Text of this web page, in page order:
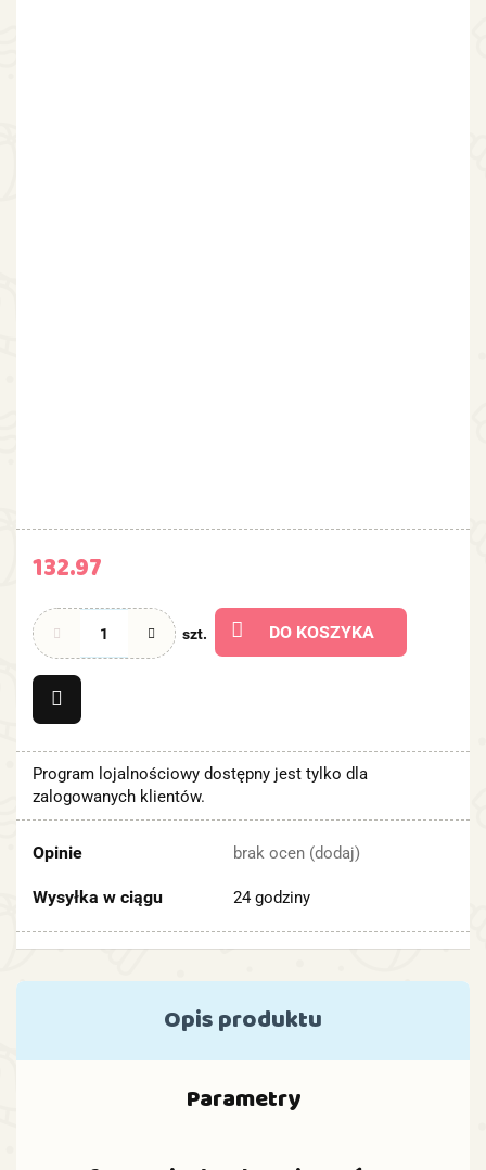
132.97
szt. DO KOSZYKA
Program lojalnościowy dostępny jest tylko dla
zalogowanych klientów.
Opinie brak ocen (dodaj)
Wysyłka w ciągu 24 godziny
Opis produktu
Parametry